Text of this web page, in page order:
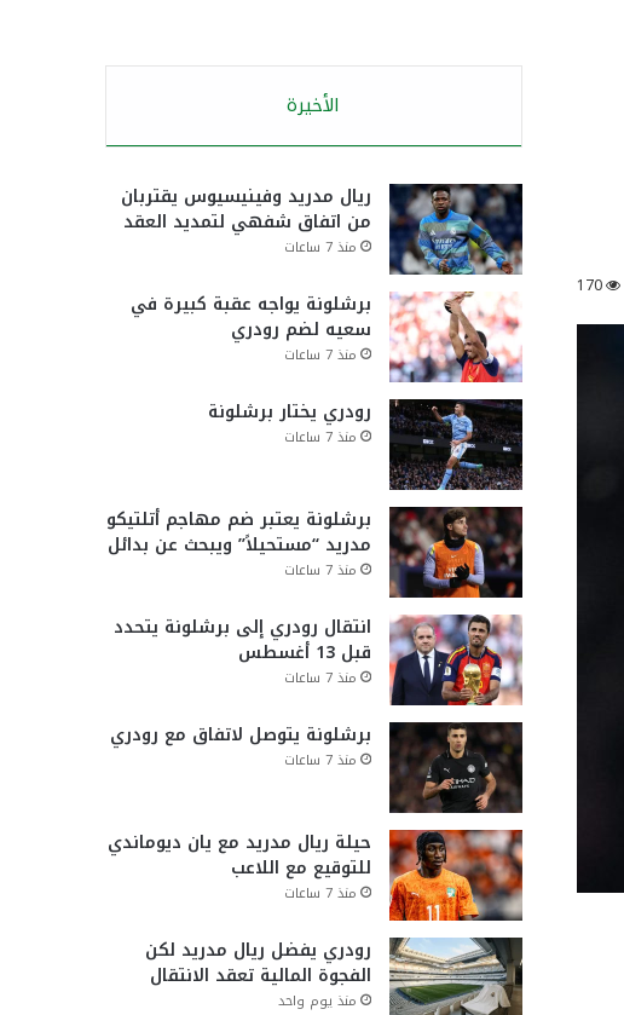
170
الأخيرة
ريال مدريد وفينيسيوس يقتربان
من اتفاق شفهي لتمديد العقد
منذ 7 ساعات
برشلونة يواجه عقبة كبيرة في
سعيه لضم رودري
منذ 7 ساعات
رودري يختار برشلونة
منذ 7 ساعات
برشلونة يعتبر ضم مهاجم أتلتيكو
مدريد “مستحيلاً” ويبحث عن بدائل
منذ 7 ساعات
انتقال رودري إلى برشلونة يتحدد
قبل 13 أغسطس
منذ 7 ساعات
برشلونة يتوصل لاتفاق مع رودري
منذ 7 ساعات
حيلة ريال مدريد مع يان ديوماندي
للتوقيع مع اللاعب
منذ 7 ساعات
رودري يفضل ريال مدريد لكن
الفجوة المالية تعقد الانتقال
منذ يوم واحد